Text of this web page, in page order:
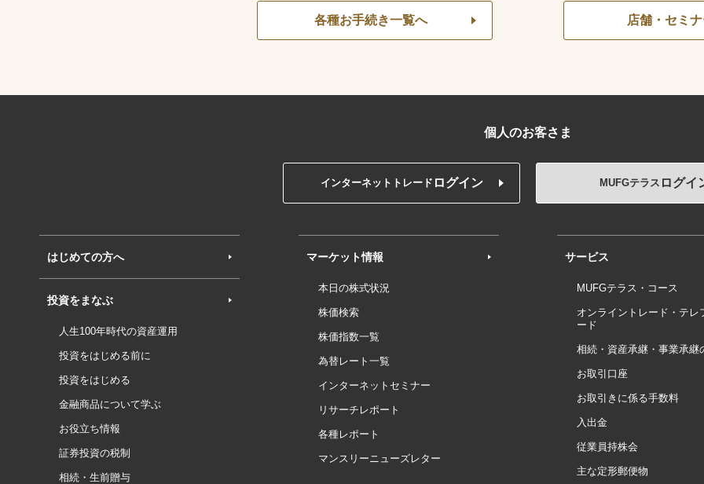
各種お手続き一覧へ 店舗・セミ
個人のお客さま
インターネットトレード ログイン MUFGテラス ログイ
はじめての方へ
投資をまなぶ
人生100年時代の資産運用
投資をはじめる前に
投資をはじめる
金融商品について学ぶ
お役立ち情報
証券投資の税制
相続・生前贈与
マーケット情報
本日の株式状況
株価検索
株価指数一覧
為替レート一覧
インターネットセミナー
リサーチレポート
各種レポート
マンスリーニューズレター
サービス
MUFGテラス・コース
オンライントレード・テレ
ード
相続・資産承継・事業承継
お取引口座
お取引きに係る手数料
入出金
従業員持株会
主な定形郵便物